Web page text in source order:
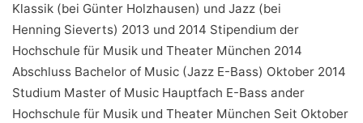
Klassik (bei Günter Holzhausen) und Jazz (bei
Henning Sieverts) 2013 und 2014 Stipendium der
Hochschule für Musik und Theater München 2014
Abschluss Bachelor of Music (Jazz E-Bass) Oktober 2014
Studium Master of Music Hauptfach E-Bass ander
Hochschule für Musik und Theater München Seit Oktober